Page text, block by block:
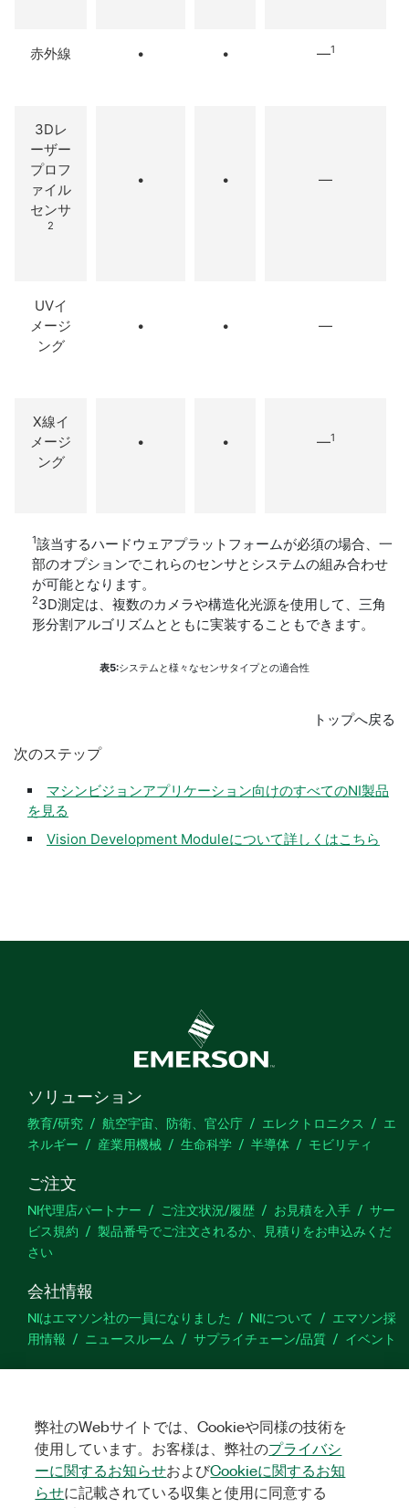
赤外線 • • —1
3Dレ
ーザー
プロフ
ァイル
センサ
2
• • —
UVイ
メージ
ング
• • —
X線イ
メージ
ング
• • —1
1該当するハードウェアプラットフォームが必須の場合、一
部のオプションでこれらのセンサとシステムの組み合わせ
が可能となります。
23D測定は、複数のカメラや構造化光源を使用して、三角
形分割アルゴリズムとともに実装することもできます。
表5:システムと様々なセンサタイプとの適合性
トップへ戻る
次のステップ
マシンビジョンアプリケーション向けのすべてのNI製品
を見る
Vision Development Moduleについて詳しくはこちら
ソリューション
教育/研究 航空宇宙、防衛、官公庁 エレクトロニクス
エ
ネルギー
産業用機械 生命科学 半導体 モビリティ
ご注文
NI代理店パートナー ご注文状況/履歴 お見積を入手
サー
ビス規約
製品番号でご注文されるか、見積りをお申込みくだ
さい
会社情報
NIはエマソン社の一員になりました NIについて
エマソン採
用情報
ニュースルーム サプライチェーン/品質 イベント
サポート
ム
製品のアクティブ化 サポートリクエスト
サイトに関
するご意見
Twitter
弊社のWebサイトでは、Cookieや同様の技術を
使用しています。お客様は、弊社のプライバシ
ーに関するお知らせおよびCookieに関するお知
らせに記載されている収集と使用に同意する